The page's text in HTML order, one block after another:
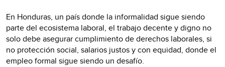
En Honduras, un país donde la informalidad sigue siendo
parte del ecosistema laboral, el trabajo decente y digno no
solo debe asegurar cumplimiento de derechos laborales, si
no protección social, salarios justos y con equidad, donde el
empleo formal sigue siendo un desafío.